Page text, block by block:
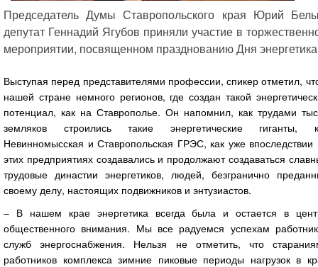
Председатель Думы Ставропольского края Юрий
депутат Геннадий Ягубов приняли участие в
мероприятии, посвященном празднованию Дня
Выступая перед представителями профессии, спикер отметил,
нашей стране немного регионов, где создан такой
потенциал, как на Ставрополье. Он напомнил, как трудами
земляков строились такие энергетические гиганты,
Невинномысская и Ставропольская ГРЭС, как уже впоследствии
этих предприятиях создавались и продолжают создаваться
трудовые династии энергетиков, людей, безгранично
своему делу, настоящих подвижников и энтузиастов.
– В нашем крае энергетика всегда была и остается в
общественного внимания. Мы все радуемся успехам
служб энергоснабжения. Нельзя не отметить, что
работников комплекса зимние пиковые периоды нагрузок в